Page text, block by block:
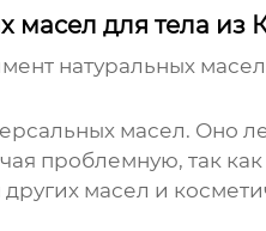
для тела из
натуральных
масел. Оно
проблемную, так
масел и